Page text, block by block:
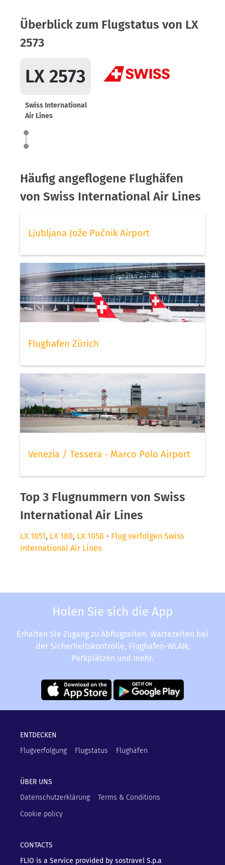
Überblick zum Flugstatus von LX
2573
LX 2573
Swiss International
Air Lines
Häufig angeflogene Flughäfen
von Swiss International Air Lines
Ljubljana Jože Pučnik Airport
Flughafen Zürich
Venezia / Tessera - Marco Polo Airport
Top 3 Flugnummern von Swiss
International Air Lines
LX 1051, LX 180, LX 1058 - Flug verfolgen Swiss
International Air Lines
Holen Sie sich die App
Erhalten Sie Zugang zu Abflugzeiten, Wartezeiten bei
der Sicherheitskontrolle, Flughafen-WLAN,
Parkplätzen und mehr.
ENTDECKEN
Flugverfolgung
Flugstatus Flughäfen
ÜBER UNS
Datenschutzerklärung
Terms & Conditions
Cookie policy
CONTACTS
FLIO is a Service provided by sostravel S.p.a